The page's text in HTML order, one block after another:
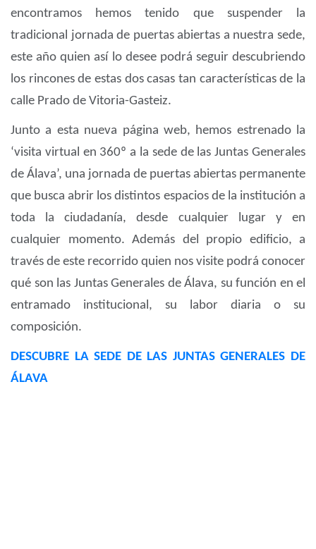
encontramos hemos tenido que suspender la
tradicional jornada de puertas abiertas a nuestra sede,
este año quien así lo desee podrá seguir descubriendo
los rincones de estas dos casas tan características de la
calle Prado de Vitoria-Gasteiz.
Junto a esta nueva página web, hemos estrenado la
‘visita virtual en 360º a la sede de las Juntas Generales
de Álava’, una jornada de puertas abiertas permanente
que busca abrir los distintos espacios de la institución a
toda la ciudadanía, desde cualquier lugar y en
cualquier momento. Además del propio edificio, a
través de este recorrido quien nos visite podrá conocer
qué son las Juntas Generales de Álava, su función en el
entramado institucional, su labor diaria o su
composición.
DESCUBRE LA SEDE DE LAS JUNTAS GENERALES DE
ÁLAVA